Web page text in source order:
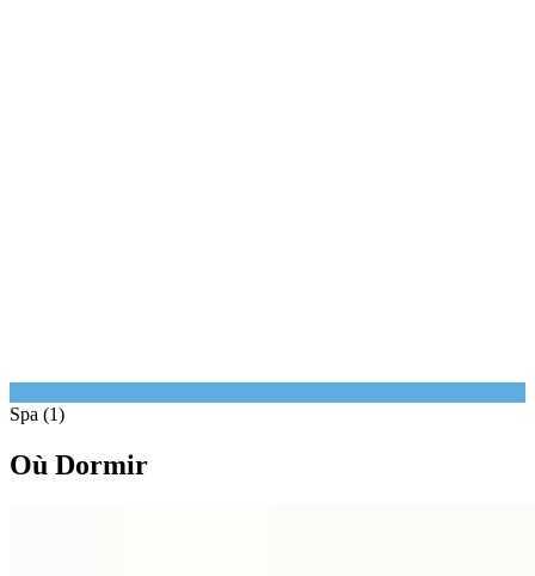
Spa (1)
Où Dormir